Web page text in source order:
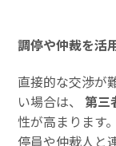
調停や仲裁を活
直接的な交渉が
い場合は、第三
性が高まります
停員や仲裁人と